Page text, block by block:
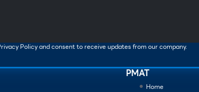
Policy and consent to receive updates from our company.
PMAT
Home